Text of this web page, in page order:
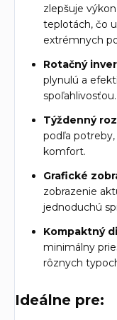
zlepšuje
teplotách, čo
extrémnych
Rotačný
plynulú a
spoľahlivosťou.
Týždenný
podľa
komfort.
Grafické
zobrazenie
jednoduchú
Kompaktný
minimálny
rôznych
Ideálne pre: